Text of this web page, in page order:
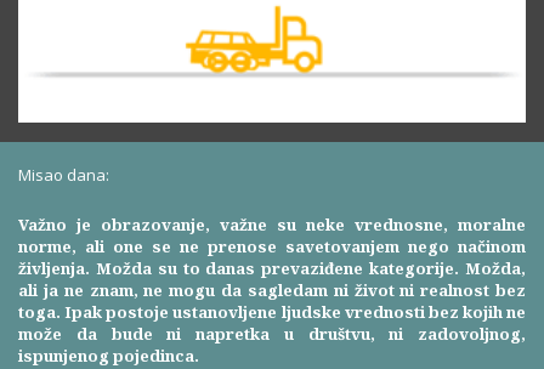
Misao dana:
Važno je obrazovanje, važne su neke vrednosne, moralne
norme, ali one se ne prenose savetovanjem nego načinom
življenja. Možda su to danas prevaziđene kategorije. Možda,
ali ja ne znam, ne mogu da sagledam ni život ni realnost bez
toga. Ipak postoje ustanovljene ljudske vrednosti bez kojih ne
može da bude ni napretka u društvu, ni zadovoljnog,
ispunjenog pojedinca.